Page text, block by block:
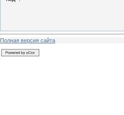
Полная версия сайта